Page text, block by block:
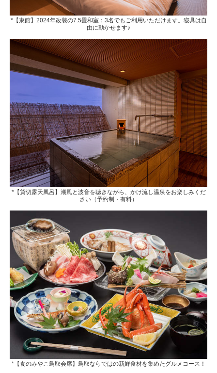
*【東館】2024年改装の7.5畳和室：3名でもご利用いただけます。寝具は自
由に動かせます♪
*【貸切露天風呂】潮風と波音を聴きながら、かけ流し温泉をお楽しみくだ
さい（予約制・有料）
*【食のみやこ鳥取会席】鳥取ならではの新鮮食材を集めたグルメコース！